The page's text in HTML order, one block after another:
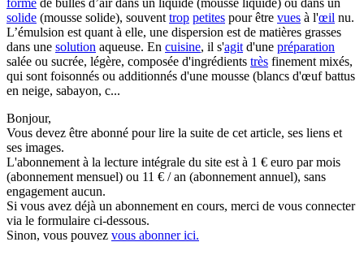
forme de bulles d’air dans un liquide (mousse liquide) ou dans un
solide (mousse solide), souvent trop petites pour être vues à l'œil nu.
L’émulsion est quant à elle, une dispersion est de matières grasses
dans une solution aqueuse. En cuisine, il s'agit d'une préparation
salée ou sucrée, légère, composée d'ingrédients très finement mixés,
qui sont foisonnés ou additionnés d'une mousse (blancs d'œuf battus
en neige, sabayon, c...
Bonjour,
Vous devez être abonné pour lire la suite de cet article, ses liens et
ses images.
L'abonnement à la lecture intégrale du site est à 1 € euro par mois
(abonnement mensuel) ou 11 € / an (abonnement annuel), sans
engagement aucun.
Si vous avez déjà un abonnement en cours, merci de vous connecter
via le formulaire ci-dessous.
Sinon, vous pouvez vous abonner ici.